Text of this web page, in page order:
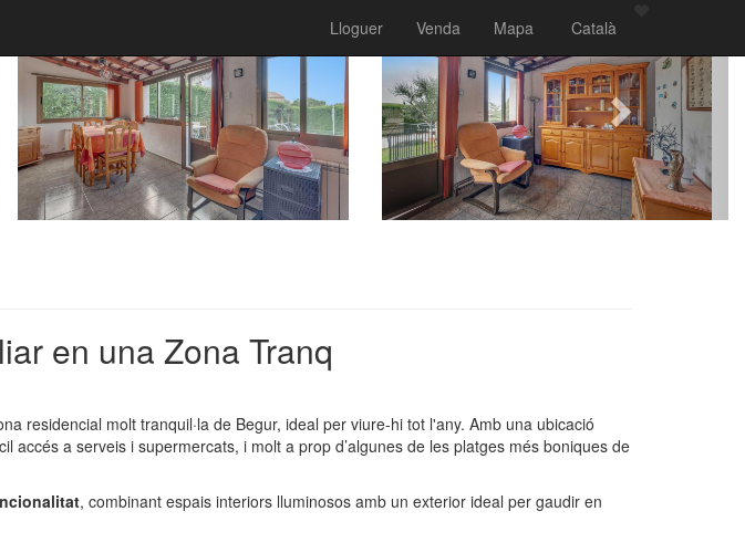
Lloguer Venda Mapa Català
en una Zona Tranq
residencial molt tranquil·la de Begur, ideal per viure-hi tot l'any. Amb una ubicació
accés a serveis i supermercats, i molt a prop d’algunes de les platges més boniques de
, combinant espais interiors lluminosos amb un exterior ideal per gaudir en